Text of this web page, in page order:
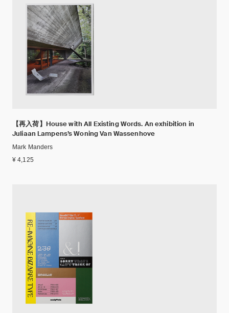
【再入荷】House with All Existing Words. An exhibition in
Juliaan Lampens’s Woning Van Wassenhove
Mark Manders
¥ 4,125